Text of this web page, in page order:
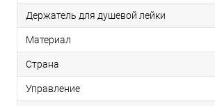
Держатель для душевой лейки
Материал
Страна
Управление